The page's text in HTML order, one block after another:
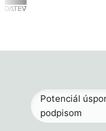
Potenciál
podpisom